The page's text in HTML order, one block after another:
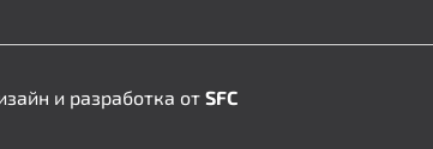
и разработка от SFC